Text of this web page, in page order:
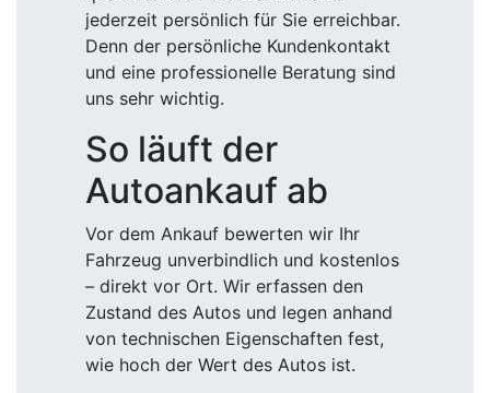
jederzeit persönlich für Sie erreichbar.
Denn der persönliche Kundenkontakt
und eine professionelle Beratung sind
uns sehr wichtig.
So läuft der
Autoankauf ab
Vor dem Ankauf bewerten wir Ihr
Fahrzeug unverbindlich und kostenlos
– direkt vor Ort. Wir erfassen den
Zustand des Autos und legen anhand
von technischen Eigenschaften fest,
wie hoch der Wert des Autos ist.